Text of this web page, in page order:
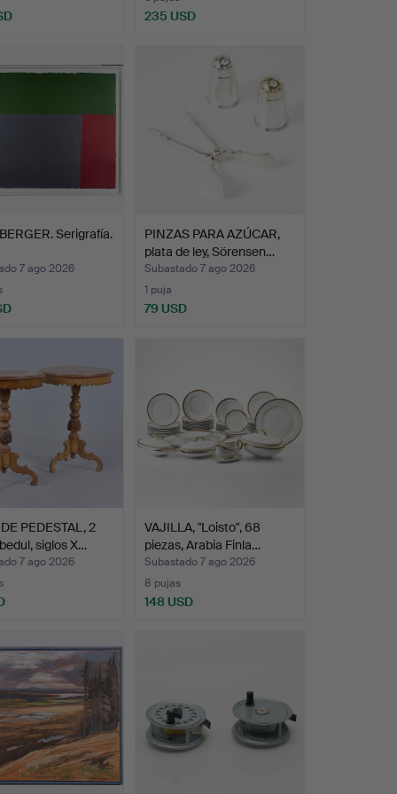
235 USD
Serigrafía.
7 ago 2026
PINZAS PARA AZÚCAR,
plata de ley, Sörensen…
Subastado 7 ago 2026
1 puja
79 USD
PEDESTAL, 2
siglos X…
7 ago 2026
VAJILLA, "Loisto", 68
piezas, Arabia Finla…
Subastado 7 ago 2026
8 pujas
148 USD